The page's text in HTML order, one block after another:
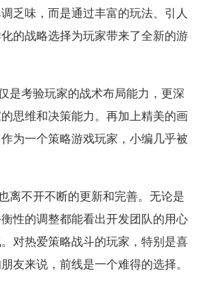
乏味，而是通过丰富的玩法、引人
的战略选择为玩家带来了全新的游
是考验玩家的战术布局能力，更深
思维和决策能力。再加上精美的画
为一个策略游戏玩家，小编几乎被
离不开不断的更新和完善。无论是
性的调整都能看出开发团队的用心
对热爱策略战斗的玩家，特别是喜
友来说，前线是一个难得的选择。